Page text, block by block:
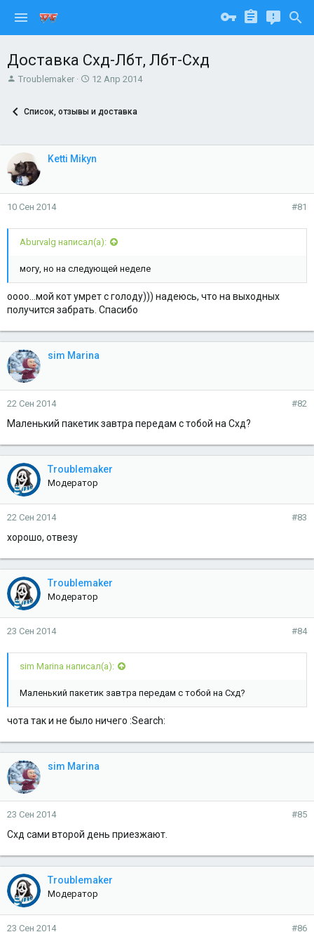
Доставка Схд-Лбт, Лбт-Схд
А
о
е
м
ы
Troublemaker
Д
а
ч
а
12 Апр 2014
Список, отзывы и доставка
Ketti Mikyn
10 Сен 2014 #81
Aburvalg написал(а):
могу, но на следующей неделе
оооо...мой кот умрет с голоду))) надеюсь, что на выходных
получится забрать. Спасибо
sim Marina
22 Сен 2014 #82
Маленький пакетик завтра передам с тобой на Схд?
Troublemaker
Модератор
22 Сен 2014 #83
хорошо, отвезу
Troublemaker
Модератор
23 Сен 2014 #84
sim Marina написал(а):
Маленький пакетик завтра передам с тобой на Схд?
чота так и не было ничего :Search:
sim Marina
23 Сен 2014 #85
Схд сами второй день приезжают.
Troublemaker
Модератор
23 Сен 2014 #86